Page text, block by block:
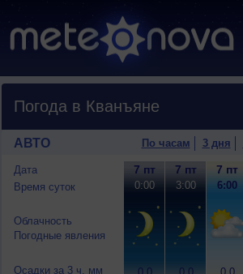
Погода в Кванъяне
АВТО По часам 3 дня
Дата
Время суток
Облачность
Погодные явления
Осадки за 3 ч, мм
7 пт
0:00
7 пт
3:00
7 пт
6:00